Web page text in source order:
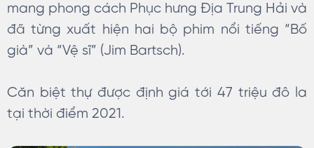
mang phong cách Phục hưng Địa Trung Hải và
đã từng xuất hiện hai bộ phim nổi tiếng “Bố
già” và “Vệ sĩ” (Jim Bartsch).
Căn biệt thự được định giá tới 47 triệu đô la
tại thời điểm 2021.